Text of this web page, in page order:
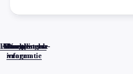
Home
Actueel
Uitzendingen
Reacties
Programma-
informatie
Veelgestelde
vragen